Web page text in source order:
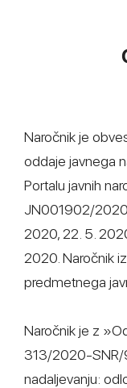
Naročnik je
oddaje javnega
Portalu javnih
JN001902/
2020, 22. 5.
2020. Naročnik
predmetnega
Naročnik je z
313/2020-SNR/
nadaljevanju: